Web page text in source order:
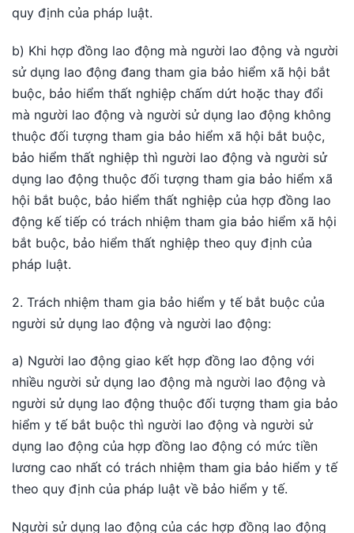
quy định của pháp luật.
b) Khi hợp đồng lao động mà người lao động và người
sử dụng lao động đang tham gia bảo hiểm xã hội bắt
buộc, bảo hiểm thất nghiệp chấm dứt hoặc thay đổi
mà người lao động và người sử dụng lao động không
thuộc đối tượng tham gia bảo hiểm xã hội bắt buộc,
bảo hiểm thất nghiệp thì người lao động và người sử
dụng lao động thuộc đối tượng tham gia bảo hiểm xã
hội bắt buộc, bảo hiểm thất nghiệp của hợp đồng lao
động kế tiếp có trách nhiệm tham gia bảo hiểm xã hội
bắt buộc, bảo hiểm thất nghiệp theo quy định của
pháp luật.
2. Trách nhiệm tham gia bảo hiểm y tế bắt buộc của
người sử dụng lao động và người lao động:
a) Người lao động giao kết hợp đồng lao động với
nhiều người sử dụng lao động mà người lao động và
người sử dụng lao động thuộc đối tượng tham gia bảo
hiểm y tế bắt buộc thì người lao động và người sử
dụng lao động của hợp đồng lao động có mức tiền
lương cao nhất có trách nhiệm tham gia bảo hiểm y tế
theo quy định của pháp luật về bảo hiểm y tế.
Người sử dụng lao động của các hợp đồng lao động